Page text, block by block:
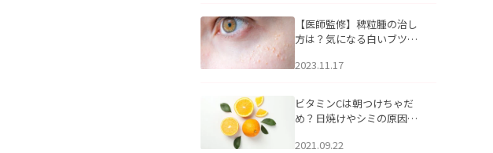
【医師監修】稗粒腫の治し
方は？気になる白いブツブ
アについて
2023.11.17
ビタミンCは朝つけちゃだ
め？日焼けやシミの原因に
2021.09.22